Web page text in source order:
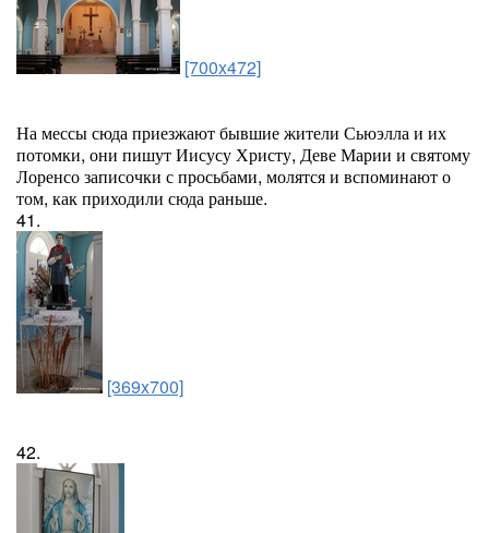
[700x472]
На мессы сюда приезжают бывшие жители Сьюэлла и их
потомки, они пишут Иисусу Христу, Деве Марии и святому
Лоренсо записочки с просьбами, молятся и вспоминают о
том, как приходили сюда раньше.
41.
[369x700]
42.